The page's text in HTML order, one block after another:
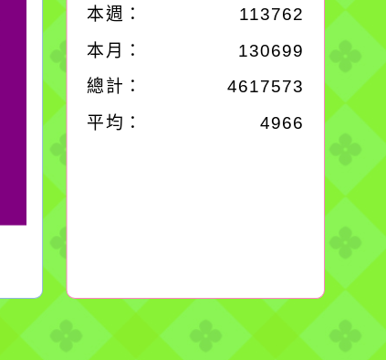
它笑，它就對你笑；你
對它哭，它也對你哭。
本週： 113762
本月： 130699
總計： 4617573
平均： 4966